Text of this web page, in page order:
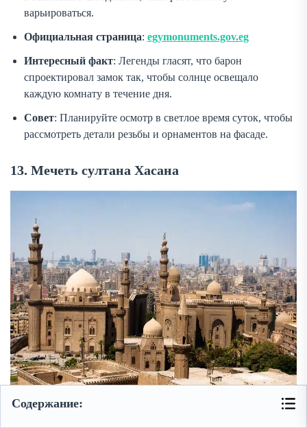
Содержание:
варьироваться.
Официальная страница: egymonuments.gov.eg
Интересный факт: Легенды гласят, что барон
спроектировал замок так, чтобы солнце освещало
каждую комнату в течение дня.
Совет: Планируйте осмотр в светлое время суток, чтобы
рассмотреть детали резьбы и орнаментов на фасаде.
13. Мечеть султана Хасана